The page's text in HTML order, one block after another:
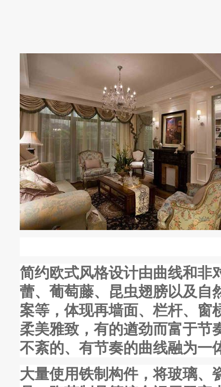
简约欧式风格设计由曲线和非
蕾、葡萄藤、昆虫翅膀以及自
案等，体现再墙面、栏杆、窗
柔美雅致，有的遒劲而富于节
不紊的、有节奏的曲线融为一
大量使用铁制构件，将玻璃、